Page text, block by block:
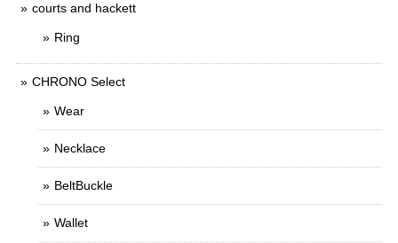
courts and hackett
Ring
CHRONO Select
Wear
Necklace
BeltBuckle
Wallet